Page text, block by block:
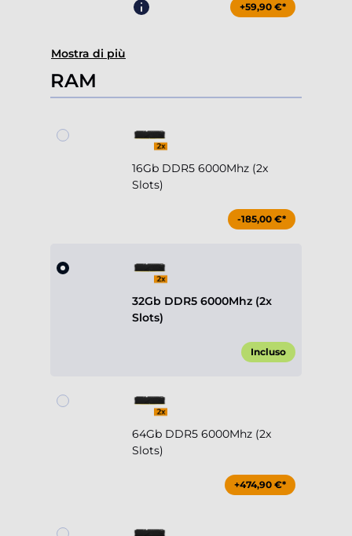
+59,90 €*
Mostra di più
RAM
16Gb DDR5 6000Mhz (2x
Slots)
-185,00 €*
32Gb DDR5 6000Mhz (2x
Slots)
Incluso
64Gb DDR5 6000Mhz (2x
Slots)
+474,90 €*